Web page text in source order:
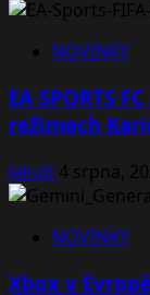
NOVINKY
EA SPORTS
režimech
Jakub 4 srpna,
NOVINKY
Xbox v